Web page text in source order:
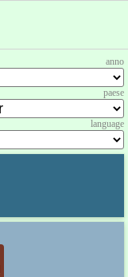
anno
paese
language